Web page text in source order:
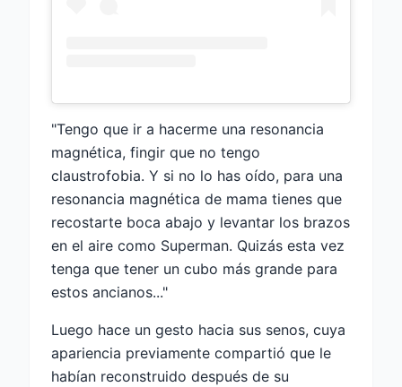
"Tengo que ir a hacerme una resonancia
magnética, fingir que no tengo
claustrofobia. Y si no lo has oído, para una
resonancia magnética de mama tienes que
recostarte boca abajo y levantar los brazos
en el aire como Superman. Quizás esta vez
tenga que tener un cubo más grande para
estos ancianos..."
Luego hace un gesto hacia sus senos, cuya
apariencia previamente compartió que le
habían reconstruido después de su